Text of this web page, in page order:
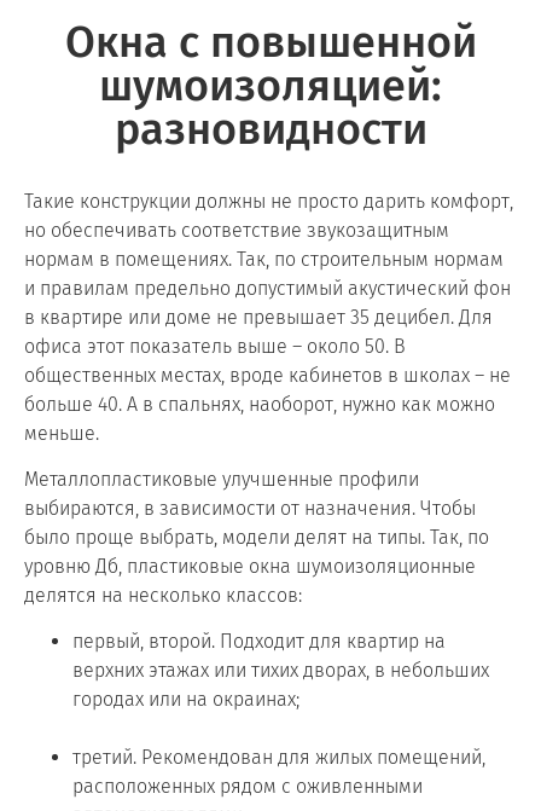
Окна с повышенной
шумоизоляцией:
разновидности
Такие конструкции должны не просто дарить комфорт,
но обеспечивать соответствие звукозащитным
нормам в помещениях. Так, по строительным нормам
и правилам предельно допустимый акустический фон
в квартире или доме не превышает 35 децибел. Для
офиса этот показатель выше – около 50. В
общественных местах, вроде кабинетов в школах – не
больше 40. А в спальнях, наоборот, нужно как можно
меньше.
Металлопластиковые улучшенные профили
выбираются, в зависимости от назначения. Чтобы
было проще выбрать, модели делят на типы. Так, по
уровню Дб, пластиковые окна шумоизоляционные
делятся на несколько классов:
первый, второй. Подходит для квартир на
верхних этажах или тихих дворах, в небольших
городах или на окраинах;
третий. Рекомендован для жилых помещений,
расположенных рядом с оживленными